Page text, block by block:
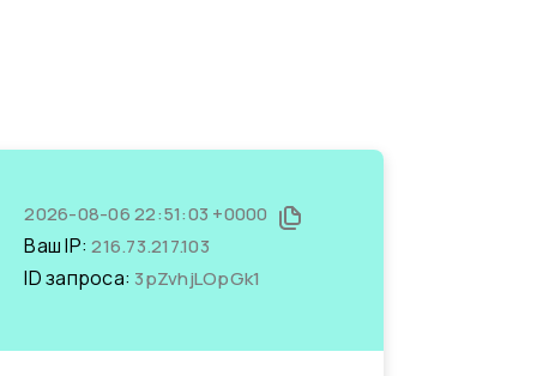
2026-08-06 22:51:03 +0000
Ваш IP:216.73.217.103
ID запроса: 3pZvhjLOpGk1